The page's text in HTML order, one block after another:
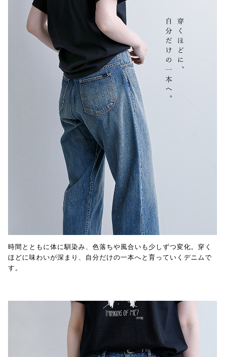
時間とともに体に馴染み、色落ちや風合いも少しずつ変化。穿く
ほどに味わいが深まり、自分だけの一本へと育っていくデニムで
す。